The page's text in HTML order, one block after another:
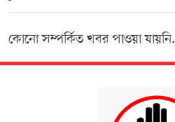
কোনো সম্পর্কিত খবর পাওয়া যায়নি.